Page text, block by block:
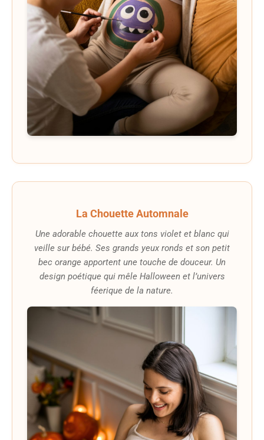
La Chouette Automnale
Une adorable chouette aux tons violet et blanc qui
veille sur bébé. Ses grands yeux ronds et son petit
bec orange apportent une touche de douceur. Un
design poétique qui mêle Halloween et l’univers
féerique de la nature.